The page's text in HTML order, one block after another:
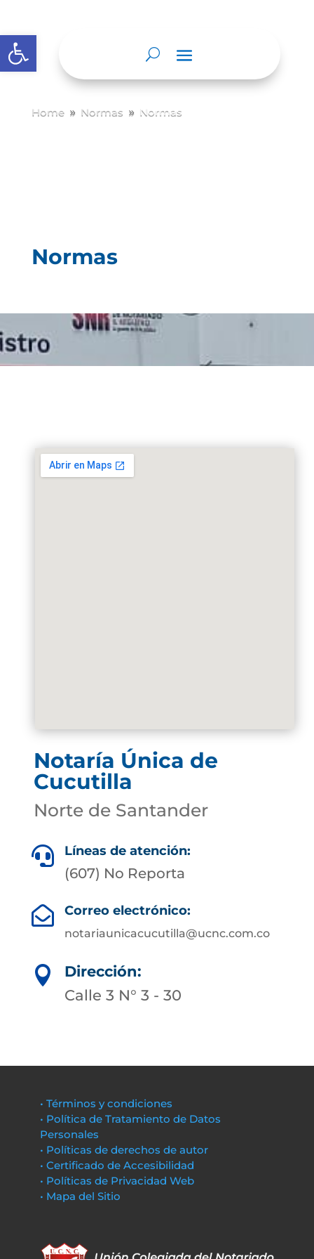
Abrir barra de herramientas
Home 9 Normas 9 Normas
Normas
Notaría Única de
Cucutilla
Norte de Santander
 Líneas de atención:
(607) No Reporta
 Correo electrónico:
notariaunicacucutilla@ucnc.com.co

Dirección:
Calle 3 N° 3 - 30
• Términos y condiciones
• Política de Tratamiento de Datos
Personales
• Políticas de derechos de autor
• Certificado de Accesibilidad
• Políticas de Privacidad Web
• Mapa del Sitio